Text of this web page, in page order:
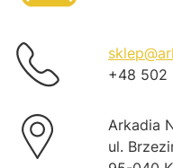
+48 502
Arkadia
ul.